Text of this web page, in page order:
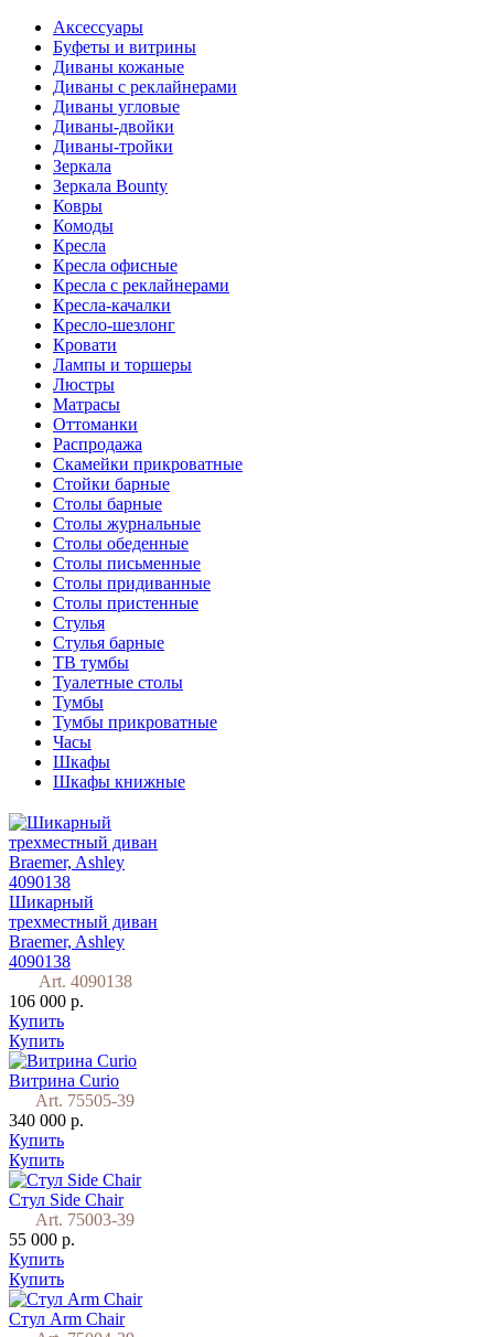
Аксессуары
Буфеты и витрины
Диваны кожаные
Диваны с реклайнерами
Диваны угловые
Диваны-двойки
Диваны-тройки
Зеркала
Зеркала Bounty
Ковры
Комоды
Кресла
Кресла офисные
Кресла с реклайнерами
Кресла-качалки
Кресло-шезлонг
Кровати
Лампы и торшеры
Люстры
Матрасы
Оттоманки
Распродажа
Скамейки прикроватные
Стойки барные
Столы барные
Столы журнальные
Столы обеденные
Столы письменные
Столы придиванные
Столы пристенные
Стулья
Стулья барные
ТВ тумбы
Туалетные столы
Тумбы
Тумбы прикроватные
Часы
Шкафы
Шкафы книжные
Шикарный
трехместный диван
Braemer, Ashley
4090138
Art. 4090138
106 000 р.
Купить
Купить
Витрина Curio
Art. 75505-39
340 000 р.
Купить
Купить
Стул Side Chair
Art. 75003-39
55 000 р.
Купить
Купить
Стул Arm Chair